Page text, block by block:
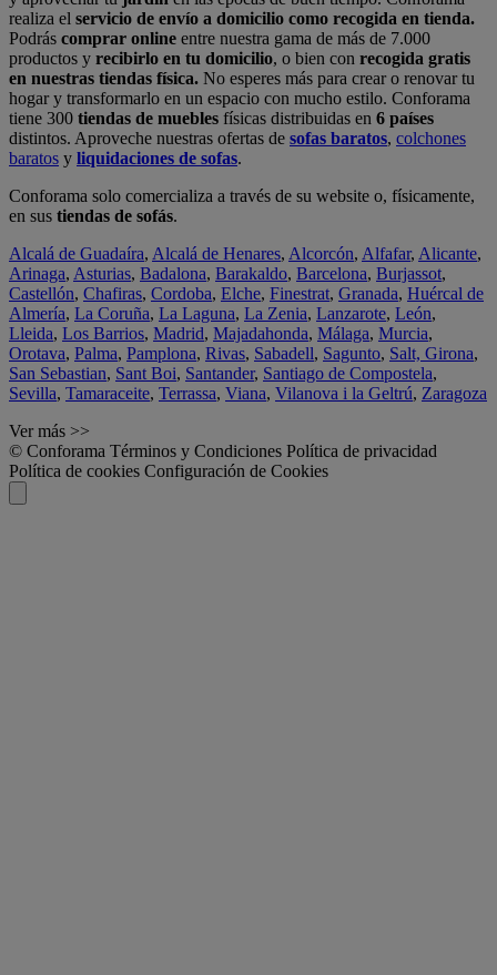
realiza el servicio de envío a domicilio como recogida en tienda.
Podrás comprar online entre nuestra gama de más de 7.000
productos y recibirlo en tu domicilio, o bien con recogida gratis
en nuestras tiendas física. No esperes más para crear o renovar tu
hogar y transformarlo en un espacio con mucho estilo. Conforama
tiene 300 tiendas de muebles físicas distribuidas en 6 países
distintos. Aproveche nuestras ofertas de sofas baratos, colchones
baratos y liquidaciones de sofas.
Conforama solo comercializa a través de su website o, físicamente,
en sus tiendas de sofás.
Alcalá de Guadaíra, Alcalá de Henares, Alcorcón, Alfafar, Alicante,
Arinaga, Asturias, Badalona, Barakaldo, Barcelona, Burjassot,
Castellón, Chafiras, Cordoba, Elche, Finestrat, Granada, Huércal de
Almería, La Coruña, La Laguna, La Zenia, Lanzarote, León,
Lleida, Los Barrios, Madrid, Majadahonda, Málaga, Murcia,
Orotava, Palma, Pamplona, Rivas, Sabadell, Sagunto, Salt, Girona,
San Sebastian, Sant Boi, Santander, Santiago de Compostela,
Sevilla, Tamaraceite, Terrassa, Viana, Vilanova i la Geltrú, Zaragoza
Ver más >>
© Conforama Términos y Condiciones Política de privacidad
Política de cookies Configuración de Cookies